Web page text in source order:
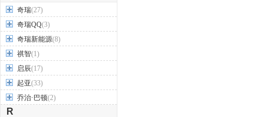
奇瑞(27)
奇瑞QQ(3)
奇瑞新能源(8)
祺智(1)
启辰(17)
起亚(33)
乔治·巴顿(2)
R